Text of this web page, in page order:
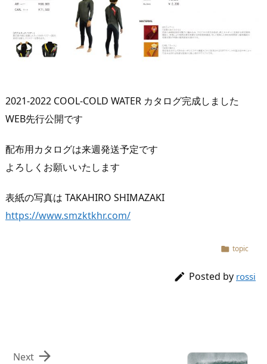
2021-2022 COOL-COLD WATER カタログ完成しました
WEB先行公開です
配布用カタログは来週発送予定です
よろしくお願いいたします
表紙の写真は TAKAHIRO ​SHIMAZAKI
https://www.smzktkhr.com/
 topic
 Posted by rossi

Next